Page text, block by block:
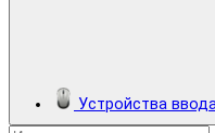
Устройства